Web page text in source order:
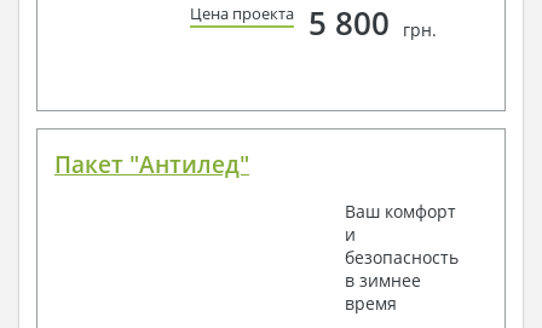
Цена проекта 5 800 грн.
Пакет "Антилед"
Ваш комфорт
и
безопасность
в зимнее
время